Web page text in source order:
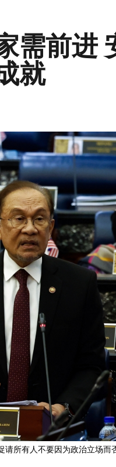
需前进
就
所有人不要因为政治立场而